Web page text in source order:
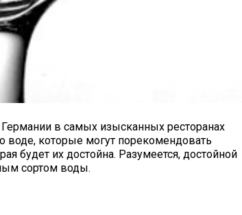
Германии в самых изысканных ресторанах
которые могут порекомендовать
будет их достойна. Разумеется, достойной
сортом воды.